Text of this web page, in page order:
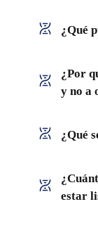
¿Qué
¿Por
y no a
¿Qué
estar